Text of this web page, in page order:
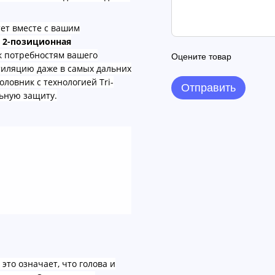
вместе с вашим
позиционная
потребностям вашего
даже в самых дальних
с технологией Tri-
защиту.
означает, что голова и
Оцените товар
Отправить